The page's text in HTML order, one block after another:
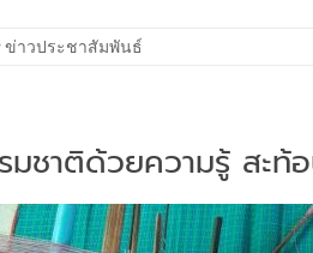
ข่าวประชาสัมพันธ์
มชาติด้วยความรู้ สะ